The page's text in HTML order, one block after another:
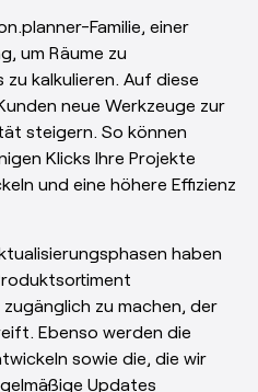
Familie, einer
um Räume zu
kalkulieren. Auf diese
neue Werkzeuge zur
steigern. So können
Klicks Ihre Projekte
und eine höhere Effizienz
haben
zu machen, der
Ebenso werden die
sowie die, die wir
Updates